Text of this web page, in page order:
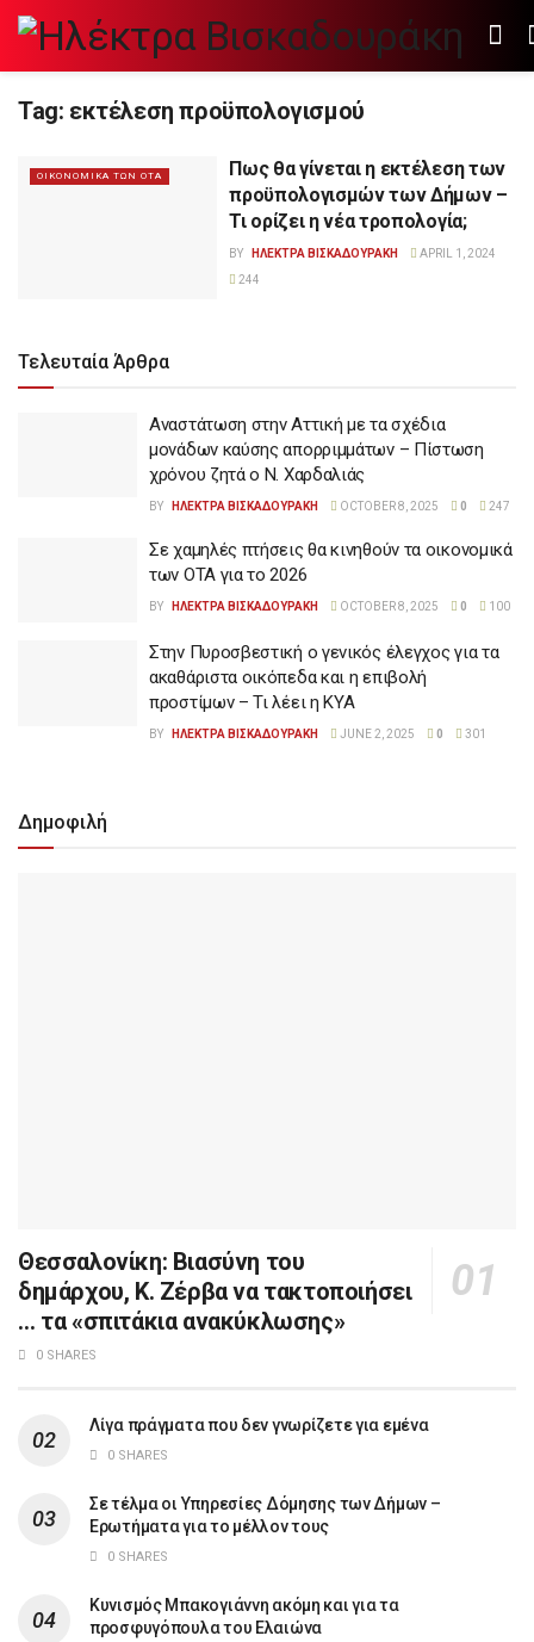
Tag: εκτέλεση προϋπολογισμού
ΟΙΚΟΝΟΜΙΚΑ ΤΩΝ ΟΤΑ
Πως θα γίνεται η εκτέλεση των
προϋπολογισμών των Δήμων –
Τι ορίζει η νέα τροπολογία;
BY ΗΛΕΚΤΡΑ ΒΙΣΚΑΔΟΥΡΑΚΗ
APRIL 1, 2024
244
Τελευταία Άρθρα
Αναστάτωση στην Αττική με τα σχέδια
μονάδων καύσης απορριμμάτων – Πίστωση
χρόνου ζητά ο Ν. Χαρδαλιάς
BY ΗΛΕΚΤΡΑ ΒΙΣΚΑΔΟΥΡΑΚΗ OCTOBER 8, 2025 0 247
Σε χαμηλές πτήσεις θα κινηθούν τα οικονομικά
των ΟΤΑ για το 2026
BY ΗΛΕΚΤΡΑ ΒΙΣΚΑΔΟΥΡΑΚΗ OCTOBER 8, 2025 0 100
Στην Πυροσβεστική ο γενικός έλεγχος για τα
ακαθάριστα οικόπεδα και η επιβολή
προστίμων – Τι λέει η ΚΥΑ
BY ΗΛΕΚΤΡΑ ΒΙΣΚΑΔΟΥΡΑΚΗ JUNE 2, 2025 0 301
Δημοφιλή
Θεσσαλονίκη: Βιασύνη του
δημάρχου, Κ. Ζέρβα να τακτοποιήσει
… τα «σπιτάκια ανακύκλωσης»
0 SHARES
Λίγα πράγματα που δεν γνωρίζετε για εμένα
0 SHARES
Σε τέλμα οι Υπηρεσίες Δόμησης των Δήμων –
Ερωτήματα για το μέλλον τους
0 SHARES
Κυνισμός Μπακογιάννη ακόμη και για τα
προσφυγόπουλα του Ελαιώνα